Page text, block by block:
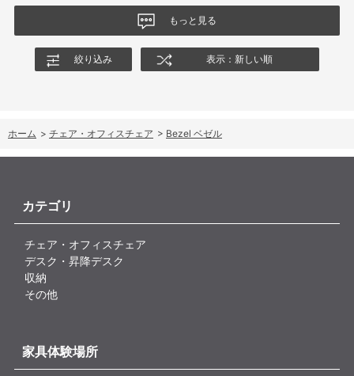
もっと見る
絞り込み 表示：新しい順
ホーム > チェア・オフィスチェア > Bezel ベゼル
カテゴリ
チェア・オフィスチェア
デスク・昇降デスク
収納
その他
家具体験場所